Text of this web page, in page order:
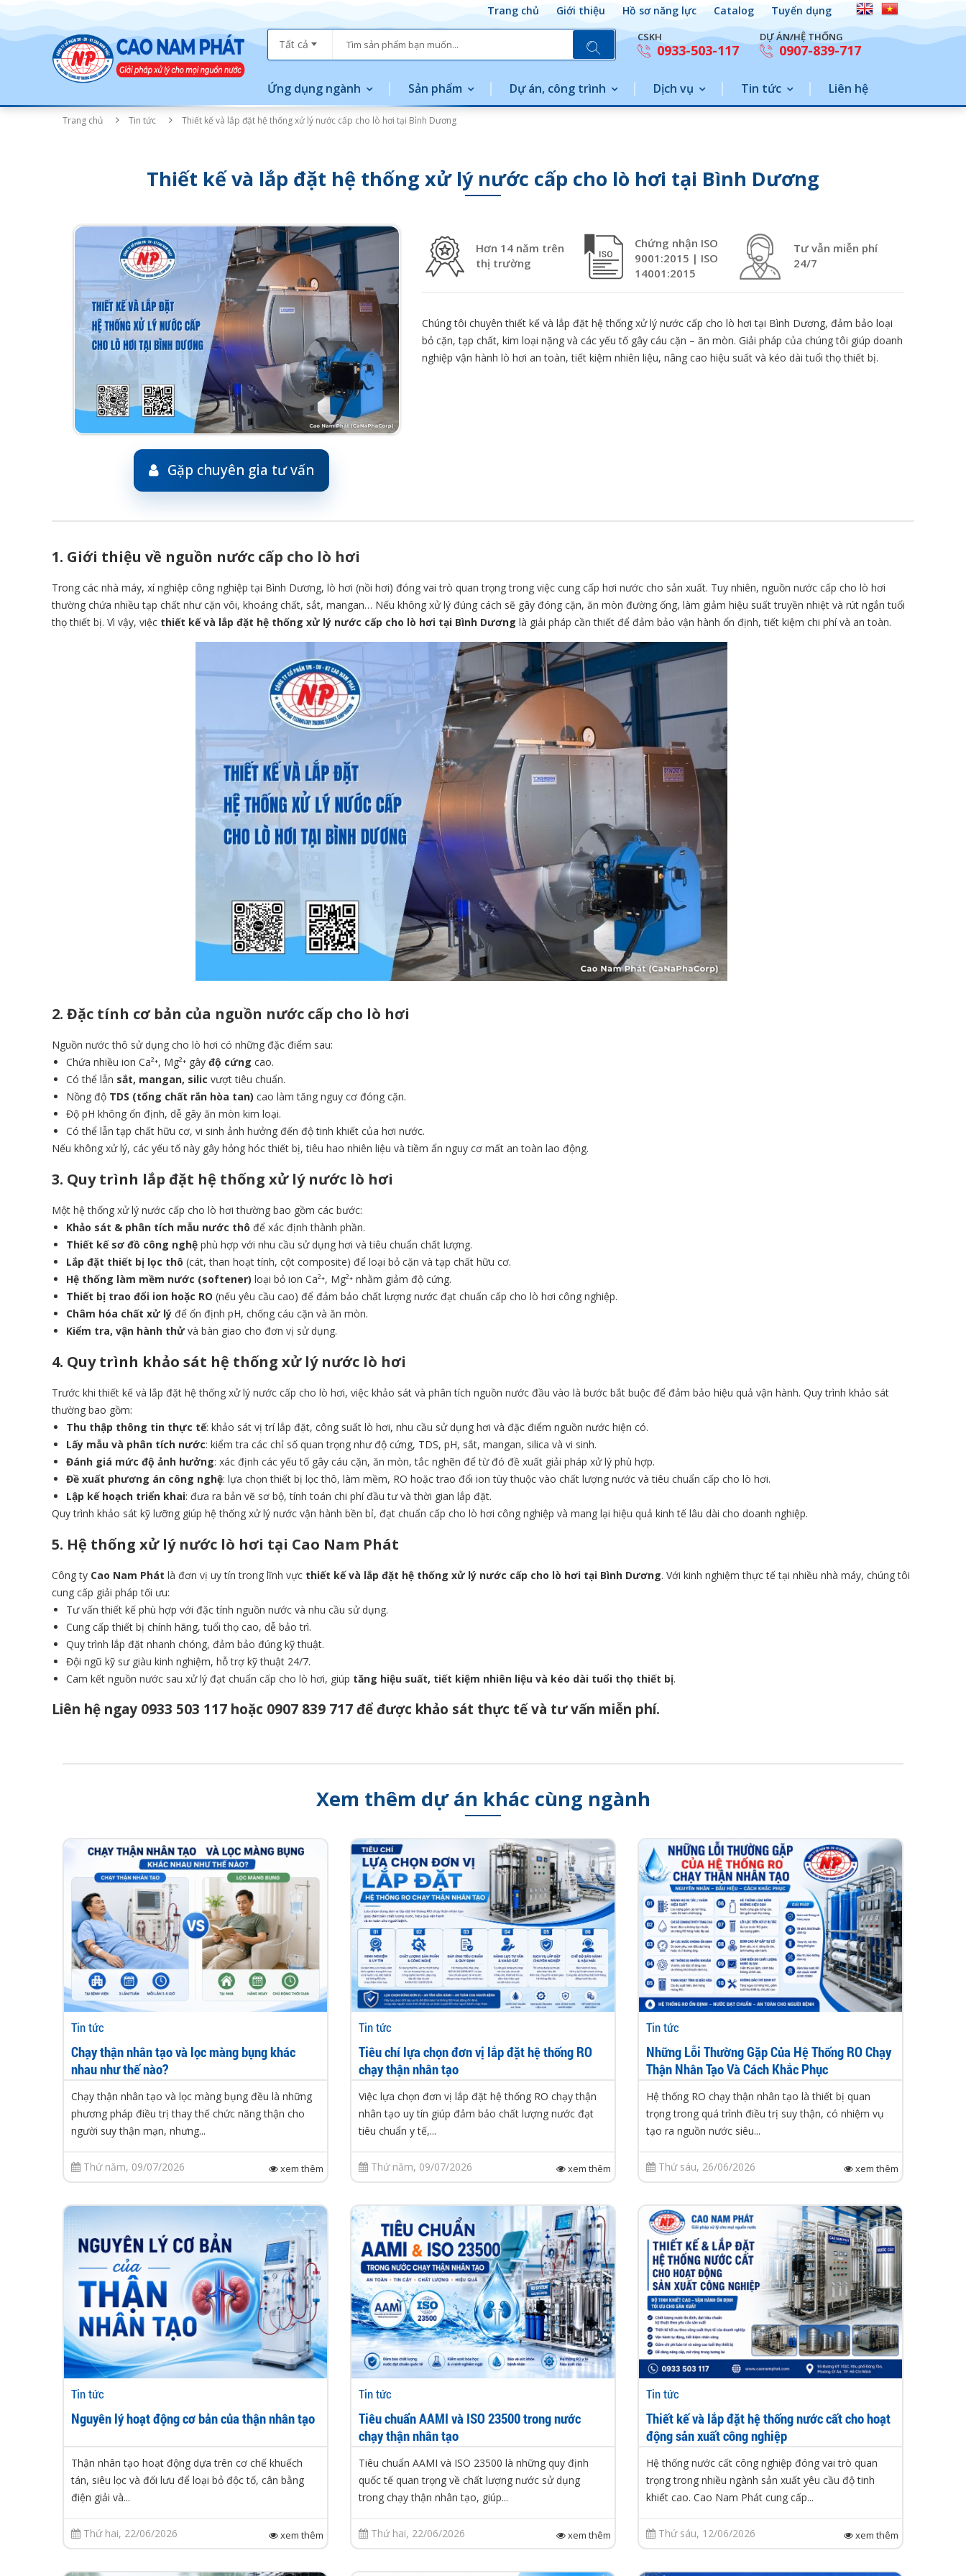
Trang chủ Giới thiệu Hồ sơ năng lực Catalog Tuyển dụng
Tất cả
CSKH
0933-503-117
DỰ ÁN/HỆ THỐNG
0907-839-717
Ứng dụng ngành Sản phẩm Dự án, công trình Dịch vụ Tin tức Liên hệ
Trang chủ Tin tức Thiết kế và lắp đặt hệ thống xử lý nước cấp cho lò hơi tại Bình Dương
Thiết kế và lắp đặt hệ thống xử lý nước cấp cho lò hơi tại Bình Dương
Gặp chuyên gia tư vấn
Hơn 14 năm trên
thị trường
Chứng nhận ISO
9001:2015 | ISO
14001:2015
Tư vẫn miễn phí
24/7
Chúng tôi chuyên thiết kế và lắp đặt hệ thống xử lý nước cấp cho lò hơi tại Bình Dương, đảm bảo loại
bỏ cặn, tạp chất, kim loại nặng và các yếu tố gây cáu cặn – ăn mòn. Giải pháp của chúng tôi giúp doanh
nghiệp vận hành lò hơi an toàn, tiết kiệm nhiên liệu, nâng cao hiệu suất và kéo dài tuổi thọ thiết bị.
1. Giới thiệu về nguồn nước cấp cho lò hơi
Trong các nhà máy, xí nghiệp công nghiệp tại Bình Dương, lò hơi (nồi hơi) đóng vai trò quan trọng trong việc cung cấp hơi nước cho sản xuất. Tuy nhiên, nguồn nước cấp cho lò hơi
thường chứa nhiều tạp chất như cặn vôi, khoáng chất, sắt, mangan… Nếu không xử lý đúng cách sẽ gây đóng cặn, ăn mòn đường ống, làm giảm hiệu suất truyền nhiệt và rút ngắn tuổi
thọ thiết bị. Vì vậy, việc thiết kế và lắp đặt hệ thống xử lý nước cấp cho lò hơi tại Bình Dương là giải pháp cần thiết để đảm bảo vận hành ổn định, tiết kiệm chi phí và an toàn.
2. Đặc tính cơ bản của nguồn nước cấp cho lò hơi
Nguồn nước thô sử dụng cho lò hơi có những đặc điểm sau:
Chứa nhiều ion Ca²⁺, Mg²⁺ gây độ cứng cao.
Có thể lẫn sắt, mangan, silic vượt tiêu chuẩn.
Nồng độ TDS (tổng chất rắn hòa tan) cao làm tăng nguy cơ đóng cặn.
Độ pH không ổn định, dễ gây ăn mòn kim loại.
Có thể lẫn tạp chất hữu cơ, vi sinh ảnh hưởng đến độ tinh khiết của hơi nước.
Nếu không xử lý, các yếu tố này gây hỏng hóc thiết bị, tiêu hao nhiên liệu và tiềm ẩn nguy cơ mất an toàn lao động.
3. Quy trình lắp đặt hệ thống xử lý nước lò hơi
Một hệ thống xử lý nước cấp cho lò hơi thường bao gồm các bước:
Khảo sát & phân tích mẫu nước thô để xác định thành phần.
Thiết kế sơ đồ công nghệ phù hợp với nhu cầu sử dụng hơi và tiêu chuẩn chất lượng.
Lắp đặt thiết bị lọc thô (cát, than hoạt tính, cột composite) để loại bỏ cặn và tạp chất hữu cơ.
Hệ thống làm mềm nước (softener) loại bỏ ion Ca²⁺, Mg²⁺ nhằm giảm độ cứng.
Thiết bị trao đổi ion hoặc RO (nếu yêu cầu cao) để đảm bảo chất lượng nước đạt chuẩn cấp cho lò hơi công nghiệp.
Châm hóa chất xử lý để ổn định pH, chống cáu cặn và ăn mòn.
Kiểm tra, vận hành thửvà bàn giao cho đơn vị sử dụng.
​4. Quy trình khảo sát hệ thống xử lý nước lò hơi
Trước khi thiết kế và lắp đặt hệ thống xử lý nước cấp cho lò hơi, việc khảo sát và phân tích nguồn nước đầu vào là bước bắt buộc để đảm bảo hiệu quả vận hành. Quy trình khảo sát
thường bao gồm:
Thu thập thông tin thực tế: khảo sát vị trí lắp đặt, công suất lò hơi, nhu cầu sử dụng hơi và đặc điểm nguồn nước hiện có.
Lấy mẫu và phân tích nước: kiểm tra các chỉ số quan trọng như độ cứng, TDS, pH, sắt, mangan, silica và vi sinh.
Đánh giá mức độ ảnh hưởng: xác định các yếu tố gây cáu cặn, ăn mòn, tắc nghẽn để từ đó đề xuất giải pháp xử lý phù hợp.
Đề xuất phương án công nghệ: lựa chọn thiết bị lọc thô, làm mềm, RO hoặc trao đổi ion tùy thuộc vào chất lượng nước và tiêu chuẩn cấp cho lò hơi.
Lập kế hoạch triển khai: đưa ra bản vẽ sơ bộ, tính toán chi phí đầu tư và thời gian lắp đặt.
Quy trình khảo sát kỹ lưỡng giúp hệ thống xử lý nước vận hành bền bỉ, đạt chuẩn cấp cho lò hơi công nghiệp và mang lại hiệu quả kinh tế lâu dài cho doanh nghiệp.
5. Hệ thống xử lý nước lò hơi tại Cao Nam Phát
Công ty Cao Nam Phát là đơn vị uy tín trong lĩnh vực thiết kế và lắp đặt hệ thống xử lý nước cấp cho lò hơi tại Bình Dương. Với kinh nghiệm thực tế tại nhiều nhà máy, chúng tôi
cung cấp giải pháp tối ưu:
Tư vấn thiết kế phù hợp với đặc tính nguồn nước và nhu cầu sử dụng.
Cung cấp thiết bị chính hãng, tuổi thọ cao, dễ bảo trì.
Quy trình lắp đặt nhanh chóng, đảm bảo đúng kỹ thuật.
Đội ngũ kỹ sư giàu kinh nghiệm, hỗ trợ kỹ thuật 24/7.
Cam kết nguồn nước sau xử lý đạt chuẩn cấp cho lò hơi, giúp tăng hiệu suất, tiết kiệm nhiên liệu và kéo dài tuổi thọ thiết bị.
Liên hệ ngay 0933 503 117 hoặc 0907 839 717để được khảo sát thực tế và tư vấn miễn phí.
Xem thêm dự án khác cùng ngành
Tin tức
Chạy thận nhân tạo và lọc màng bụng khác
nhau như thế nào?
Chạy thận nhân tạo và lọc màng bụng đều là những
phương pháp điều trị thay thế chức năng thận cho
người suy thận mạn, nhưng...
Thứ năm, 09/07/2026 xem thêm
Tin tức
Tiêu chí lựa chọn đơn vị lắp đặt hệ thống RO
chạy thận nhân tạo
Việc lựa chọn đơn vị lắp đặt hệ thống RO chạy thận
nhân tạo uy tín giúp đảm bảo chất lượng nước đạt
tiêu chuẩn y tế,...
Thứ năm, 09/07/2026 xem thêm
Tin tức
Những Lỗi Thường Gặp Của Hệ Thống RO Chạy
Thận Nhân Tạo Và Cách Khắc Phục
Hệ thống RO chạy thận nhân tạo là thiết bị quan
trọng trong quá trình điều trị suy thận, có nhiệm vụ
tạo ra nguồn nước siêu...
Thứ sáu, 26/06/2026 xem thêm
Tin tức
Nguyên lý hoạt động cơ bản của thận nhân tạo
Thận nhân tạo hoạt động dựa trên cơ chế khuếch
tán, siêu lọc và đối lưu để loại bỏ độc tố, cân bằng
điện giải và...
Thứ hai, 22/06/2026 xem thêm
Tin tức
Tiêu chuẩn AAMI và ISO 23500 trong nước
chạy thận nhân tạo
Tiêu chuẩn AAMI và ISO 23500 là những quy định
quốc tế quan trọng về chất lượng nước sử dụng
trong chạy thận nhân tạo, giúp...
Thứ hai, 22/06/2026 xem thêm
Tin tức
Thiết kế và lắp đặt hệ thống nước cất cho hoạt
động sản xuất công nghiệp
Hệ thống nước cất công nghiệp đóng vai trò quan
trọng trong nhiều ngành sản xuất yêu cầu độ tinh
khiết cao. Cao Nam Phát cung cấp...
Thứ sáu, 12/06/2026 xem thêm